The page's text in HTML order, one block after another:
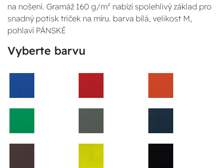
na nošení. Gramáž 160 g/m² nabízí spolehlivý základ pro
snadný potisk triček na míru. barva bílá, velikost M,
pohlaví PÁNSKÉ
Vyberte barvu